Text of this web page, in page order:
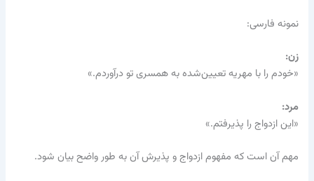
نمونه فارسی:
زن:
«خودم را با مهریه تعیین‌شده به همسری تو درآوردم.»
مرد:
«این ازدواج را پذیرفتم.»
مهم آن است که مفهوم ازدواج و پذیرش آن به طور واضح بیان شود.